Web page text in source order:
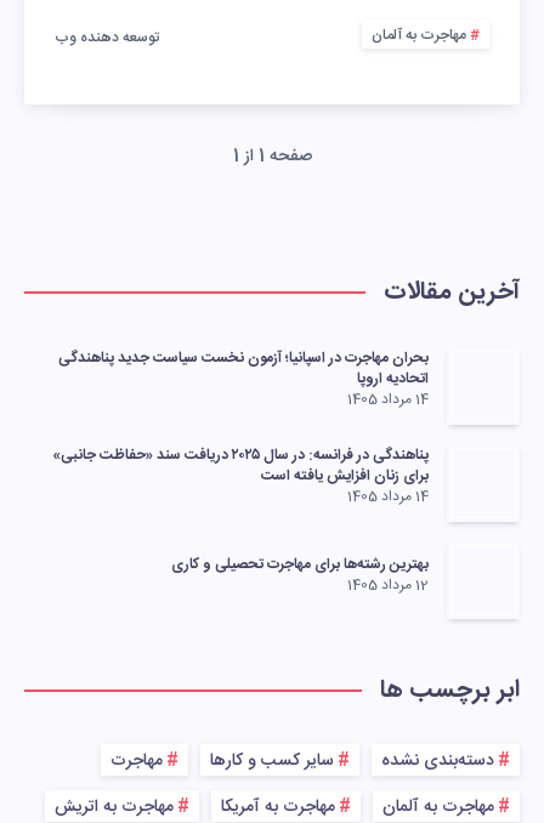
مهاجرت به آلمان توسعه دهنده وب
صفحه 1 از 1
آخرین مقالات
بحران مهاجرت در اسپانیا؛ آزمون نخست سیاست جدید پناهندگی
اتحادیه اروپا
14 مرداد 1405
پناهندگی در فرانسه: در سال ۲۰۲۵ دریافت سند «حفاظت جانبی»
برای زنان افزایش یافته است
14 مرداد 1405
بهترین رشته‌ها برای مهاجرت تحصیلی و کاری
12 مرداد 1405
ابر برچسب ها
دسته‌بندی نشده سایر کسب و کارها
مهاجرت
مهاجرت به آلمان
مهاجرت به آمریکا
مهاجرت به اتریش